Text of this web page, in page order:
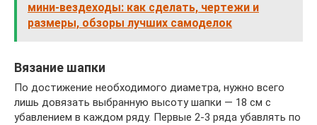
мини-вездеходы: как сделать, чертежи и
размеры, обзоры лучших самоделок
Вязание шапки
По достижение необходимого диаметра, нужно всего
лишь довязать выбранную высоту шапки — 18 см с
убавлением в каждом ряду. Первые 2-3 ряда убавлять по